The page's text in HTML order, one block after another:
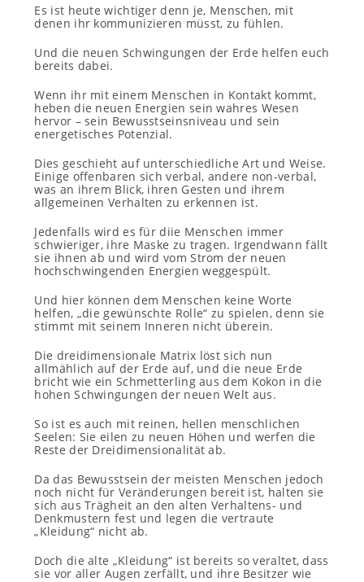
Es ist heute wichtiger denn je, Menschen, mit
denen ihr kommunizieren müsst, zu fühlen.
Und die neuen Schwingungen der Erde helfen euch
bereits dabei.
Wenn ihr mit einem Menschen in Kontakt kommt,
heben die neuen Energien sein wahres Wesen
hervor – sein Bewusstseinsniveau und sein
energetisches Potenzial.
Dies geschieht auf unterschiedliche Art und Weise.
Einige offenbaren sich verbal, andere non-verbal,
was an ihrem Blick, ihren Gesten und ihrem
allgemeinen Verhalten zu erkennen ist.
Jedenfalls wird es für diie Menschen immer
schwieriger, ihre Maske zu tragen. Irgendwann fällt
sie ihnen ab und wird vom Strom der neuen
hochschwingenden Energien weggespült.
Und hier können dem Menschen keine Worte
helfen, „die gewünschte Rolle“ zu spielen, denn sie
stimmt mit seinem Inneren nicht überein.
Die dreidimensionale Matrix löst sich nun
allmählich auf der Erde auf, und die neue Erde
bricht wie ein Schmetterling aus dem Kokon in die
hohen Schwingungen der neuen Welt aus.
So ist es auch mit reinen, hellen menschlichen
Seelen: Sie eilen zu neuen Höhen und werfen die
Reste der Dreidimensionalität ab.
Da das Bewusstsein der meisten Menschen jedoch
noch nicht für Veränderungen bereit ist, halten sie
sich aus Trägheit an den alten Verhaltens- und
Denkmustern fest und legen die vertraute
„Kleidung“ nicht ab.
Doch die alte „Kleidung“ ist bereits so veraltet, dass
sie vor aller Augen zerfällt, und ihre Besitzer wie